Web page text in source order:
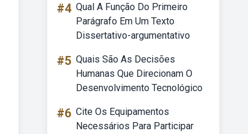
#4 Qual A Função Do Primeiro
Parágrafo Em Um Texto
Dissertativo-argumentativo
#5 Quais São As Decisões
Humanas Que Direcionam O
Desenvolvimento Tecnológico
#6 Cite Os Equipamentos
Necessários Para Participar